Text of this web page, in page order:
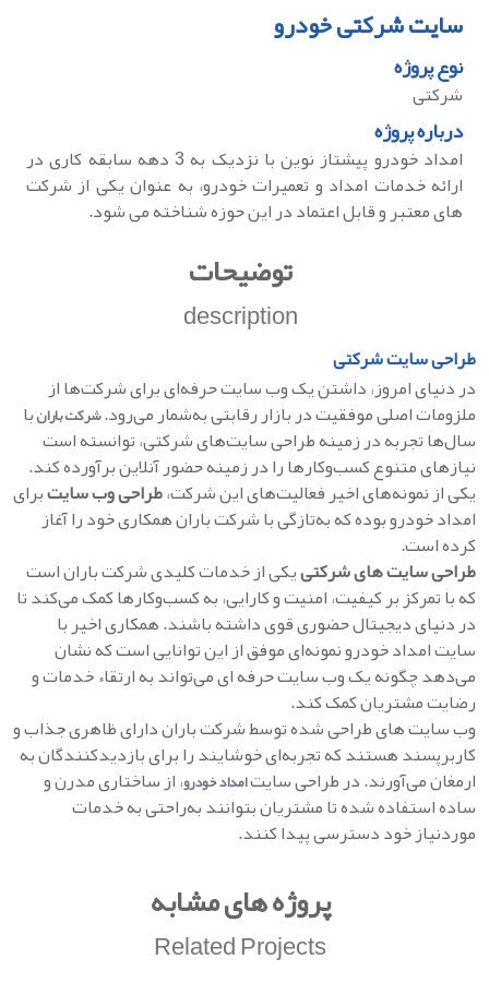
سایت شرکتی خودرو
نوع پروژه
شرکتی
درباره پروژه
امداد خودرو پیشتاز نوین با نزدیک به 3 دهه سابقه کاری در
ارائه خدمات امداد و تعمیرات خودرو، به عنوان یکی از شرکت‌
های معتبر و قابل اعتماد در این حوزه شناخته می‌ شود.
توضیحات
description
طراحی سایت شرکتی
در دنیای امروز، داشتن یک وب‌ سایت حرفه‌ای برای شرکت‌ها از
ملزومات اصلی موفقیت در بازار رقابتی به‌شمار می‌رود.شرکتبارانبا
سال‌ها تجربه در زمینه طراحی سایت‌های شرکتی، توانسته است
نیازهای متنوع کسب‌وکارها را در زمینه حضور آنلاین برآورده کند.
یکی از نمونه‌های اخیر فعالیت‌های این شرکت،طراحی وب‌ سایتبرای
امداد خودرو بوده که به‌تازگی با شرکت باران همکاری خود را آغاز
کرده است.
طراحی سایت‌ های شرکتییکی از خدمات کلیدی شرکت باران است
که با تمرکز بر کیفیت، امنیت و کارایی، به کسب‌وکارها کمک می‌کند تا
در دنیای دیجیتال حضوری قوی داشته باشند. همکاری اخیر با
سایت امداد خودرو نمونه‌ای موفق از این توانایی است که نشان
می‌دهد چگونه یک وب‌ سایت حرفه‌ ای می‌تواند به ارتقاء خدمات و
رضایت مشتریان کمک کند.
وب‌ سایت‌ های طراحی‌ شده توسط شرکت باران دارای ظاهری جذاب و
کاربرپسند هستند که تجربه‌ای خوشایند را برای بازدیدکنندگان به
ارمغان می‌آورند. در طراحی سایتامداد خودرو، از ساختاری مدرن و
ساده استفاده شده تا مشتریان بتوانند به‌راحتی به خدمات
موردنیاز خود دسترسی پیدا کنند.
پروژه های مشابه
Related Projects